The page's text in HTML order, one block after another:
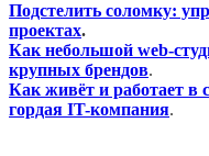
Подстелить соломку:
проектах.
Как небольшой web-
крупных брендов.
Как живёт и работает в
гордая IT-компания.